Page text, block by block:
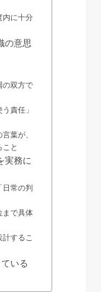
に十分
の意思
双方で
責任」
葉が、
こと
実務に
常の判
で具体
するこ
ている